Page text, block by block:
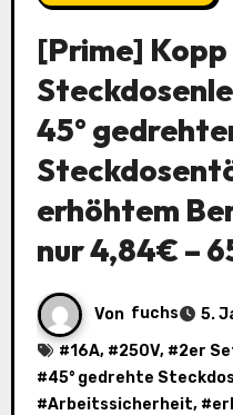
[Prime]
45°
erhöhtem
nur 4,84€ –
Von fuchs
5.
#16A, #250V, #2er
#45° gedrehte
#Arbeitssicherheit, #